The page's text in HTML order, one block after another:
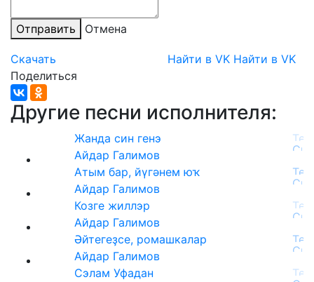
Отправить Отмена
Скачать Найти в VK Найти в VK
Поделиться
Другие песни исполнителя:
Жанда син генэ
Айдар Галимов
Атым бар, йүгәнем юҡ
Айдар Галимов
Козге жиллэр
Айдар Галимов
Әйтегеҙсе, ромашкалар
Айдар Галимов
Сэлам Уфадан